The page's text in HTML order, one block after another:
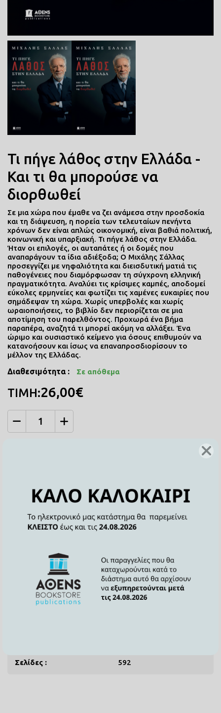
Τι πήγε λάθος στην Ελλάδα -
Και τι θα μπορούσε να
διορθωθεί
Σε µια χώρα που έµαθε να ζει ανάµεσα στην προσδοκία
και τη διάψευση, η πορεία των τελευταίων πενήντα
χρόνων δεν είναι απλώς οικονοµική, είναι βαθιά πολιτική,
κοινωνική και υπαρξιακή. Τι πήγε λάθος στην Ελλάδα.
Ήταν οι επιλογές, οι αυταπάτες ή οι δοµές που
αναπαράγουν τα ίδια αδιέξοδα; Ο Μιχάλης Σάλλας
προσεγγίζει µε νηφαλιότητα και διεισδυτική µατιά τις
παθογένειες που διαµόρφωσαν τη σύγχρονη ελληνική
πραγµατικότητα. Αναλύει τις κρίσιµες καµπές, αποδοµεί
εύκολες ερµηνείες και φωτίζει τις χαµένες ευκαιρίες που
σηµάδεψαν τη χώρα. Χωρίς υπερβολές και χωρίς
ωραιοποιήσεις, το βιβλίο δεν περιορίζεται σε µια
αποτίµηση του παρελθόντος. Προχωρά ένα βήµα
παραπέρα, αναζητά τι µπορεί ακόµη να αλλάξει. Ένα
ώριµο και ουσιαστικό κείµενο για όσους επιθυµούν να
κατανοήσουν και ίσως να επαναπροσδιορίσουν το
µέλλον της Ελλάδας.
Διαθεσιμότητα : Σε απόθεμα
ΤΙΜΗ:26,00€
Χαρακτηριστικά
Συγγραφέας : Μιχάλης Σάλλας
Εκδότης :
Athens Bookstore
Publications
Σελίδες : 592